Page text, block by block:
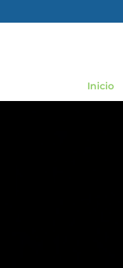
Inicio